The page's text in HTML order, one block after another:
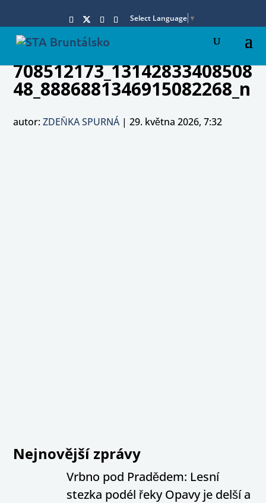
Select Language ▼
708512173_13142833408508
48_8886881346915082268_n
autor:ZDEŇKA SPURNÁ|29. května 2026, 7:32
Nejnovější zprávy
Vrbno pod Pradědem: Lesní
stezka podél řeky Opavy je delší a